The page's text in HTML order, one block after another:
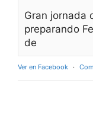
Gran jornada
preparando
de
Ver en Facebook ·